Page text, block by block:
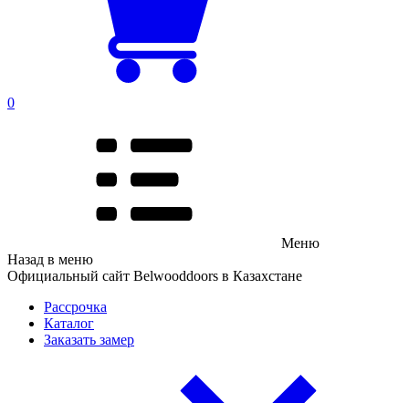
0
Меню
Назад в меню
Официальный сайт Belwooddoors в Казахстане
Рассрочка
Каталог
Заказать замер